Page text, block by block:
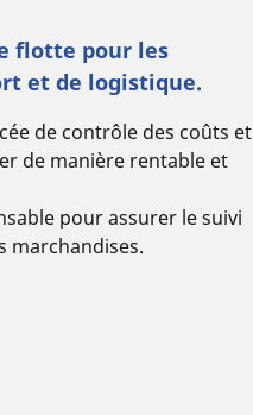
flotte pour les
et de logistique.
de contrôle des coûts et
de manière rentable et
pour assurer le suivi
marchandises.